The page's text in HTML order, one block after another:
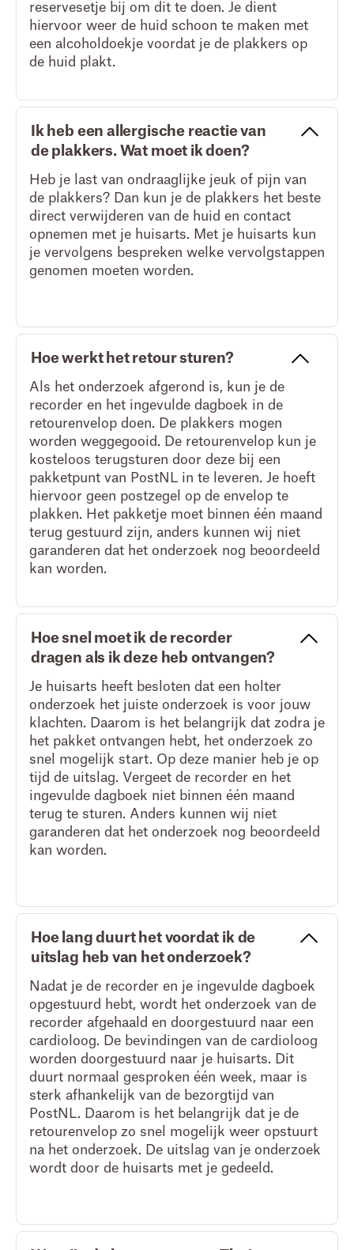
reservesetje bij om dit te doen. Je dient
hiervoor weer de huid schoon te maken met
een alcoholdoekje voordat je de plakkers op
de huid plakt.
Ik heb een allergische reactie van
de plakkers. Wat moet ik doen?
Heb je last van ondraaglijke jeuk of pijn van
de plakkers? Dan kun je de plakkers het beste
direct verwijderen van de huid en contact
opnemen met je huisarts. Met je huisarts kun
je vervolgens bespreken welke vervolgstappen
genomen moeten worden.
Hoe werkt het retour sturen?
Als het onderzoek afgerond is, kun je de
recorder en het ingevulde dagboek in de
retourenvelop doen. De plakkers mogen
worden weggegooid. De retourenvelop kun je
kosteloos terugsturen door deze bij een
pakketpunt van PostNL in te leveren. Je hoeft
hiervoor geen postzegel op de envelop te
plakken. Het pakketje moet binnen één maand
terug gestuurd zijn, anders kunnen wij niet
garanderen dat het onderzoek nog beoordeeld
kan worden.
Hoe snel moet ik de recorder
dragen als ik deze heb ontvangen?
Je huisarts heeft besloten dat een holter
onderzoek het juiste onderzoek is voor jouw
klachten. Daarom is het belangrijk dat zodra je
het pakket ontvangen hebt, het onderzoek zo
snel mogelijk start. Op deze manier heb je op
tijd de uitslag. Vergeet de recorder en het
ingevulde dagboek niet binnen één maand
terug te sturen. Anders kunnen wij niet
garanderen dat het onderzoek nog beoordeeld
kan worden.
Hoe lang duurt het voordat ik de
uitslag heb van het onderzoek?
Nadat je de recorder en je ingevulde dagboek
opgestuurd hebt, wordt het onderzoek van de
recorder afgehaald en doorgestuurd naar een
cardioloog. De bevindingen van de cardioloog
worden doorgestuurd naar je huisarts. Dit
duurt normaal gesproken één week, maar is
sterk afhankelijk van de bezorgtijd van
PostNL. Daarom is het belangrijk dat je de
retourenvelop zo snel mogelijk weer opstuurt
na het onderzoek. De uitslag van je onderzoek
wordt door de huisarts met je gedeeld.